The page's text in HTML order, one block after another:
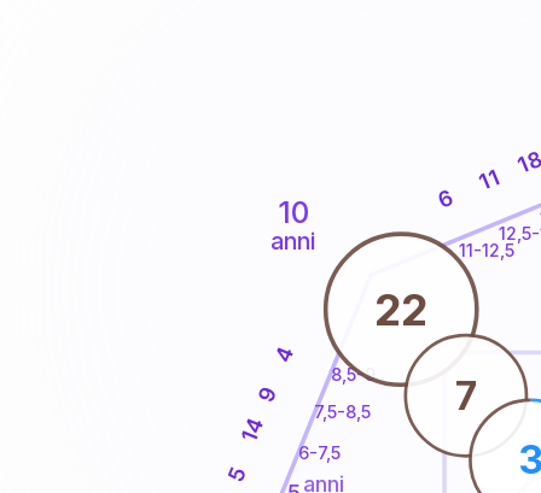
10
anni
6-7,5
7,5-8,5
8,5-9
11-12,5
5
14
9
4
6
11
18
22
7
3
anni